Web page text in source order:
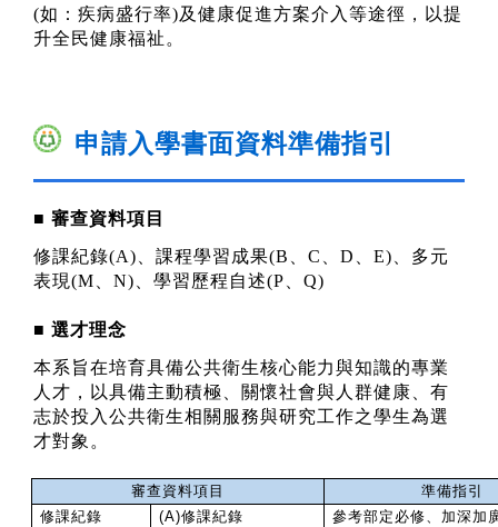
(如 ： 疾病盛行率)及健康促進方案介入等途徑，以提
升全民健康福祉。
申請入學書面資料準備指引
■ 審查資料項目
修課紀錄(A) 、課程學習成果(B C D E) 、多元
表現(M N) 、學習歷程自述(P Q)
■ 選才理念
本系旨在培育具備公共衛生核心能力與知識的專業
人才，以具備主動積極、關懷社會與人群健康、有
志於投入公共衛生相關服務與研究工作之學生為選
才對象。
審查資料項目
準備指引
修課紀錄
(A)修課紀錄
參考部定必修、加深加